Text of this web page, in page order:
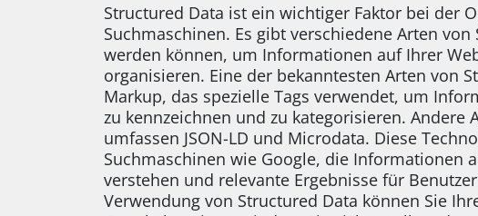
Structured Data ist ein wichtiger Faktor bei der
Suchmaschinen. Es gibt verschiedene Arten
werden können, um Informationen auf Ihrer
organisieren. Eine der bekanntesten Arten von
Markup, das spezielle Tags verwendet, um
zu kennzeichnen und zu kategorisieren. Andere
umfassen JSON-LD und Microdata. Diese
Suchmaschinen wie Google, die Informationen
verstehen und relevante Ergebnisse für
Verwendung von Structured Data können Sie